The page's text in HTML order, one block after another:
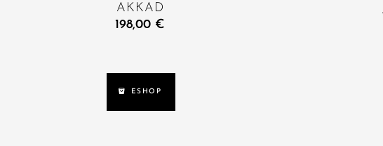
AKKAD
198,00 €
ESHOP